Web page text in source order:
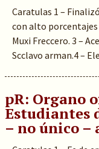
Caratulas 1 –
con alto
Muxi Freccero. 3 –
Scclavo arman.4 –
pR: Organo
Estudiantes
– no único –